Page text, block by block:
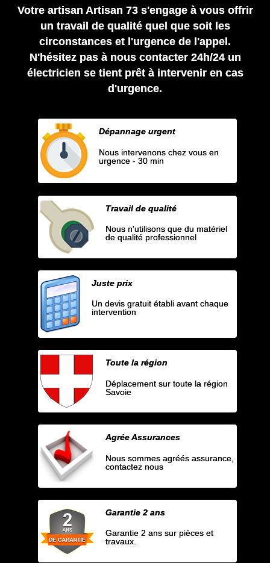
Votre artisan Artisan 73 s'engage à vous offrir
un travail de qualité quel que soit les
circonstances et l'urgence de l'appel.
N'hésitez pas à nous contacter 24h/24 un
électricien se tient prêt à intervenir en cas
d'urgence.
Dépannage urgent
Nous intervenons chez vous en
urgence - 30 min
Travail de qualité
Nous n'utilisons que du matériel
de qualité professionnel
Juste prix
Un devis gratuit établi avant chaque
intervention
Toute la région
Déplacement sur toute la région
Savoie
Agrée Assurances
Nous sommes agréés assurance,
contactez nous
Garantie 2 ans
Garantie 2 ans sur pièces et
travaux.